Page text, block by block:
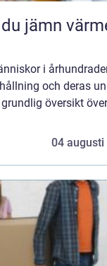
i
och deras
översikt över
04 augusti